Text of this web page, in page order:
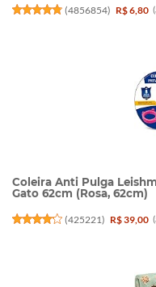
(4856854) R$ 6,80
Coleira Anti Pulga
Gato 62cm (Rosa, 62cm)
(425221) R$ 39,00